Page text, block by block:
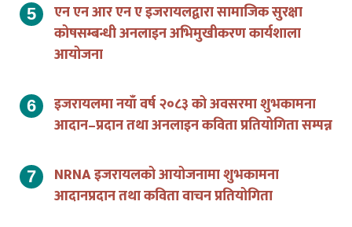
कोषसम्बन्धी अनलाइन अभिमुखीकरण कार्यशाला
आयोजना
आदान–प्रदान तथा अनलाइन कविता प्रतियोगिता सम्पन्न
आदानप्रदान तथा कविता वाचन प्रतियोगिता